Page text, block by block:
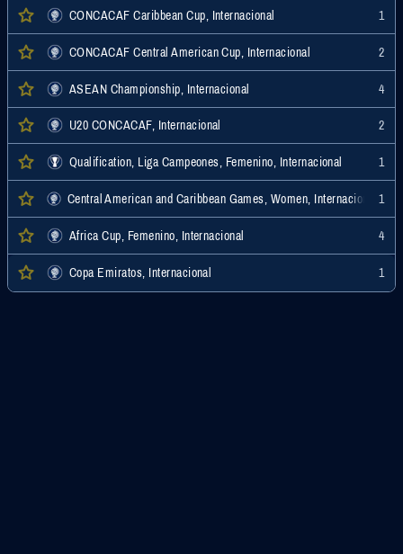
CONCACAF Caribbean Cup, Internacional 1
CONCACAF Central American Cup, Internacional 2
ASEAN Championship, Internacional 4
U20 CONCACAF, Internacional 2
Qualification, Liga Campeones, Femenino, Internacional 1
Central American and Caribbean Games, Women, Internacional 1
Africa Cup, Femenino, Internacional 4
Copa Emiratos, Internacional 1